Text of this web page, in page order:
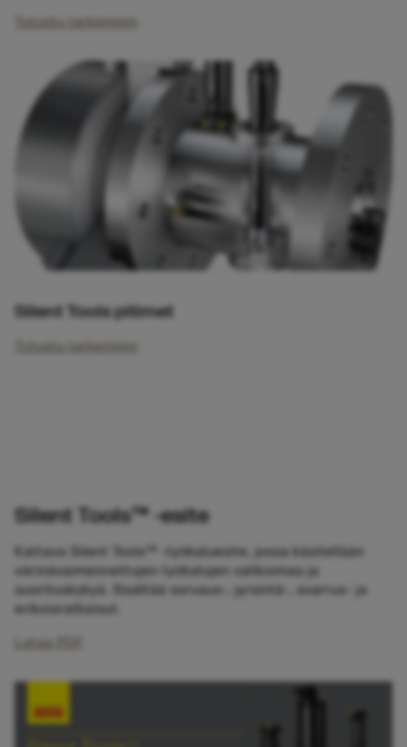
Tutustu tarkemmin
Silent Tools pitimet
Tutustu tarkemmin
Silent Tools™ -esite
Kattava Silent Tools™ -työkaluesite, jossa käsitellään
värinävaimennettujen työkalujen valikoimaa ja
suorituskykyä. Sisältää sorvaus-, jyrsintä-, avarrus- ja
erikoisratkaisut.
Lataa PDF